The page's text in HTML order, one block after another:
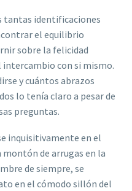
tantas identificaciones
el equilibrio
sobre la felicidad
intercambio con si mismo.
y cuántos abrazos
lo tenía claro a pesar de
preguntas.
inquisitivamente en el
de arrugas en la
de siempre, se
en el cómodo sillón del